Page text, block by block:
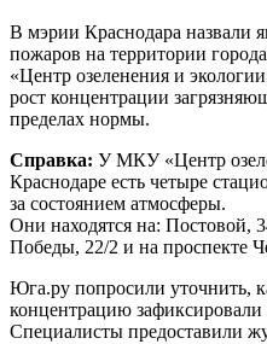
В мэрии Краснодара назвали
пожаров на территории
«Центр озеленения и
рост концентрации
пределах нормы.
Справка: У МКУ «Центр
Краснодаре есть четыре
за состоянием атмосферы.
Они находятся на: Постовой,
Победы, 22/2 и на проспекте
Юга.ру попросили уточнить,
концентрацию
Специалисты предоставили